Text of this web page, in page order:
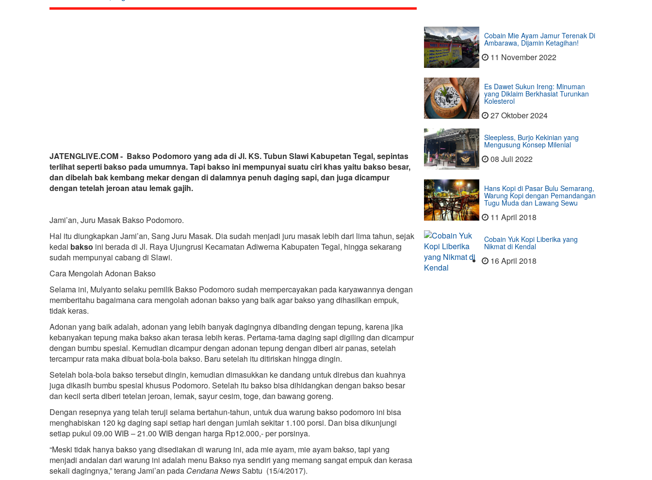
JATENGLIVE.COM - Bakso Podomoro yang ada di Jl. KS. Tubun Slawi Kabupetan Tegal, sepintas
terlihat seperti bakso pada umumnya. Tapi bakso ini mempunyai suatu ciri khas yaitu bakso besar,
dan dibelah bak kembang mekar dengan di dalamnya penuh daging sapi, dan juga dicampur
dengan tetelah jeroan atau lemak gajih.
Jami’an, Juru Masak Bakso Podomoro.
Hal itu diungkapkan Jami’an, Sang Juru Masak. Dia sudah menjadi juru masak lebih dari lima tahun, sejak
kedai bakso ini berada di Jl. Raya Ujungrusi Kecamatan Adiwerna Kabupaten Tegal, hingga sekarang
sudah mempunyai cabang di Slawi.
Cara Mengolah Adonan Bakso
Selama ini, Mulyanto selaku pemilik Bakso Podomoro sudah mempercayakan pada karyawannya dengan
memberitahu bagaimana cara mengolah adonan bakso yang baik agar bakso yang dihasilkan empuk,
tidak keras.
Adonan yang baik adalah, adonan yang lebih banyak dagingnya dibanding dengan tepung, karena jika
kebanyakan tepung maka bakso akan terasa lebih keras. Pertama-tama daging sapi digiling dan dicampur
dengan bumbu spesial. Kemudian dicampur dengan adonan tepung dengan diberi air panas, setelah
tercampur rata maka dibuat bola-bola bakso. Baru setelah itu ditiriskan hingga dingin.
Setelah bola-bola bakso tersebut dingin, kemudian dimasukkan ke dandang untuk direbus dan kuahnya
juga dikasih bumbu spesial khusus Podomoro. Setelah itu bakso bisa dihidangkan dengan bakso besar
dan kecil serta diberi tetelan jeroan, lemak, sayur cesim, toge, dan bawang goreng.
Dengan resepnya yang telah teruji selama bertahun-tahun, untuk dua warung bakso podomoro ini bisa
menghabiskan 120 kg daging sapi setiap hari dengan jumlah sekitar 1.100 porsi. Dan bisa dikunjungi
setiap pukul 09.00 WIB – 21.00 WIB dengan harga Rp12.000,- per porsinya.
“Meski tidak hanya bakso yang disediakan di warung ini, ada mie ayam, mie ayam bakso, tapi yang
menjadi andalan dari warung ini adalah menu Bakso nya sendiri yang memang sangat empuk dan kerasa
sekali dagingnya,” terang Jami’an pada Cendana NewsSabtu (15/4/2017).
Cobain Mie Ayam Jamur Terenak Di
Ambarawa, Dijamin Ketagihan!
11 November 2022
Es Dawet Sukun Ireng: Minuman
yang Diklaim Berkhasiat Turunkan
Kolesterol
27 Oktober 2024
Sleepless, Burjo Kekinian yang
Mengusung Konsep Milenial
08 Juli 2022
Hans Kopi di Pasar Bulu Semarang,
Warung Kopi dengan Pemandangan
Tugu Muda dan Lawang Sewu
11 April 2018
Cobain Yuk Kopi Liberika yang
Nikmat di Kendal
16 April 2018